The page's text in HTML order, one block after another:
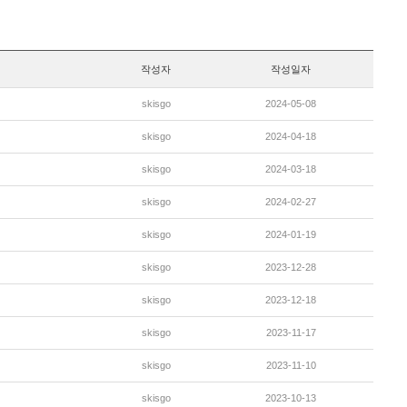
작성자 작성일자
skisgo 2024-05-08
skisgo 2024-04-18
skisgo 2024-03-18
skisgo 2024-02-27
skisgo 2024-01-19
skisgo 2023-12-28
skisgo 2023-12-18
skisgo 2023-11-17
skisgo 2023-11-10
skisgo 2023-10-13